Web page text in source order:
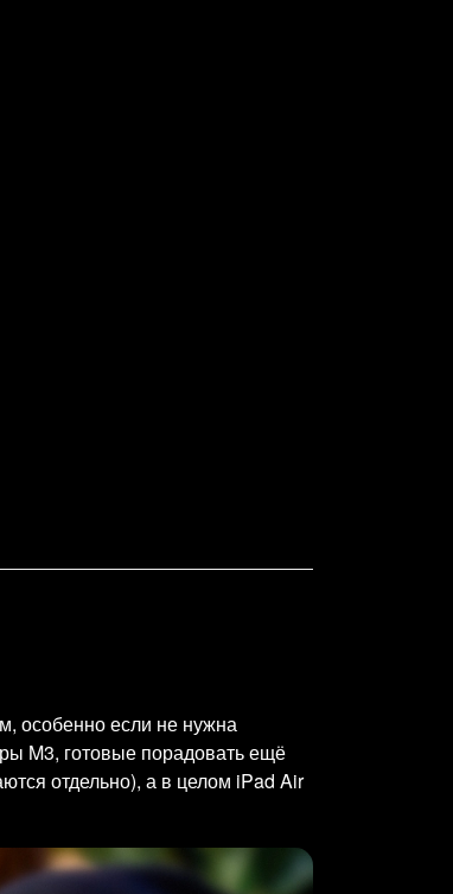
особенно если не нужна
M3, готовые порадовать ещё
отдельно), а в целом iPad Air